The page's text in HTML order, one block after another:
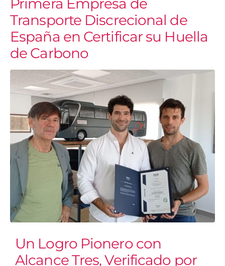
Transporte Discrecional de
España en Certificar su Huella
de Carbono
Un Logro Pionero con
Alcance Tres, Verificado por